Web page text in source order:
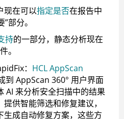
现在可以指定是否在报告中
部分。
持的一部分，静态分析现在
。
： HCL AppScan
到 AppScan 360° 用户界面
AI 来分析安全扫描中的结果
供智能筛选和修复建议，
生成自动修复方案，这些方